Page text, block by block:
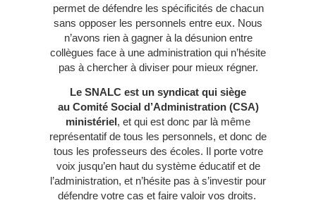
permet de défendre les spécificités de chacun
sans opposer les personnels entre eux. Nous
n’avons rien à gagner à la désunion entre
collègues face à une administration qui n’hésite
pas à chercher à diviser pour mieux régner.
Le SNALC est un syndicat qui siège
au Comité Social d’Administration (CSA)
ministériel, et qui est donc par là même
représentatif de tous les personnels, et donc de
tous les professeurs des écoles. Il porte votre
voix jusqu’en haut du système éducatif et de
l’administration, et n’hésite pas à s’investir pour
défendre votre cas et faire valoir vos droits.